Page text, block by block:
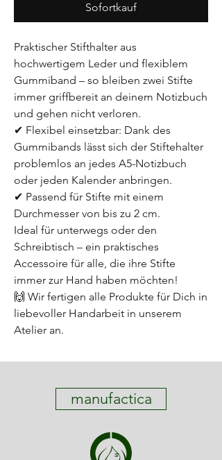
Sofortkauf
Praktischer Stifthalter aus
hochwertigem Leder und flexiblem
Gummiband – so bleiben zwei Stifte
immer griffbereit an deinem Notizbuch
und gehen nicht verloren.
✔ Flexibel einsetzbar: Dank des
Gummibands lässt sich der Stiftehalter
problemlos an jedes A5-Notizbuch
oder jeden Kalender anbringen.
✔ Passend für Stifte mit einem
Durchmesser von bis zu 2 cm.
Ideal für unterwegs oder den
Schreibtisch – ein praktisches
Accessoire für alle, die ihre Stifte
immer zur Hand haben möchten!
🙌 Wir fertigen alle Produkte für Dich in
liebevoller Handarbeit in unserem
Atelier an.
manufactica